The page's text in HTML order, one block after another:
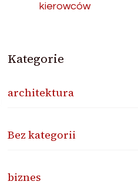
kierowców
Kategorie
architektura
Bez kategorii
biznes